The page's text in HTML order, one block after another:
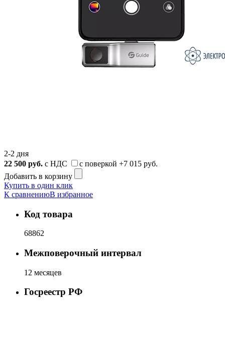
2-2 дня
22 500 руб. с НДС с поверкой +7 015 руб.
Добавить в корзину
Купить в один клик
К сравнениюВ избранное
Код товара
68862
Межповерочный интервал
12 месяцев
Госреестр РФ